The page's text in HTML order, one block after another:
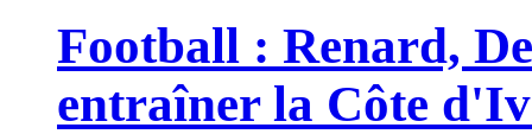
Football : Renard,
entraîner la Côte